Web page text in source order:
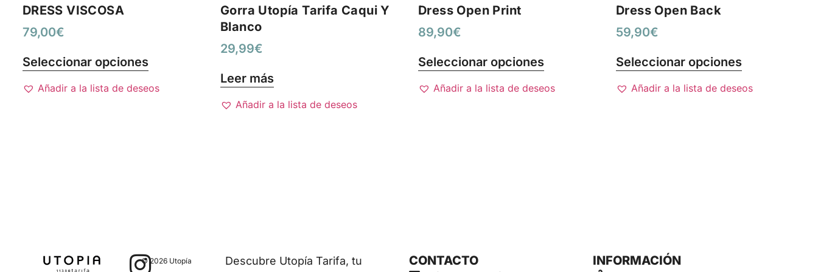
DRESS VISCOSA
79,00€
Seleccionar opciones
Añadir a la lista de deseos
Gorra Utopía Tarifa Caqui Y
Blanco
29,99€
Leer más
Añadir a la lista de deseos
Dress Open Print
89,90€
Seleccionar opciones
Añadir a la lista de deseos
Dress Open Back
59,90€
Seleccionar opciones
Añadir a la lista de deseos
© 2026 Utopía
Descubre Utopía Tarifa, tu
CONTACTO INFORMACIÓN